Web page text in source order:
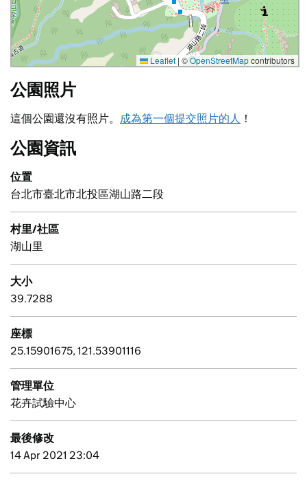
Leaflet | ©OpenStreetMapcontributors
公園照片
這個公園還沒有照片。 成為第一個提交照片的人 ！
公園資訊
位置
台北市臺北市北投區湖山路二段
村里/社區
湖山里
大小
39.7288
座標
25.15901675, 121.53901116
管理單位
花卉試驗中心
最後修改
14 Apr 2021 23:04